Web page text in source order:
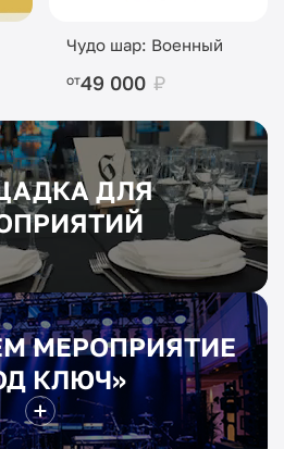
ДЛЯ
МЕРОПРИЯТИЕ
КЛЮЧ»
Чудо шар: Военный
от49 000 ₽